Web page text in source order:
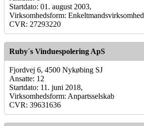
Startdato: 01. august 2003,
Virksomhedsform: Enkeltmandsvirksomhed
CVR: 27293220
Ruby´s Vinduespolering ApS
Fjordvej 6, 4500 Nykøbing SJ
Ansatte: 12
Startdato: 11. juni 2018,
Virksomhedsform: Anpartsselskab
CVR: 39631636